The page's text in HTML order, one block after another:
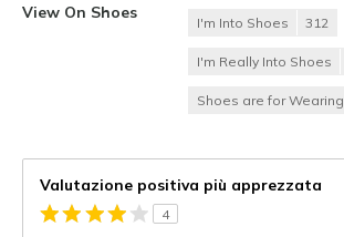
View On Shoes
I'm Into Shoes 312
I'm Really Into Shoes
Shoes are for Wearing
Valutazione positiva più apprezzata
4